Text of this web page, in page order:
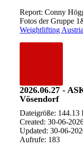
Report: Conny
Fotos der Gruppe
Weightlifting
2026.06.27 -
Vösendorf
Dateigröße: 144.13
Created: 30-06-
Updated: 30-06-
Aufrufe: 183